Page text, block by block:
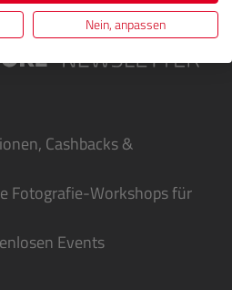
Cashbacks &
Fotografie-Workshops für
Events
Nein, anpassen